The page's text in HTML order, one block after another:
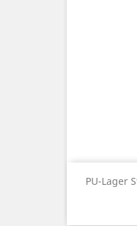
PU-Lager